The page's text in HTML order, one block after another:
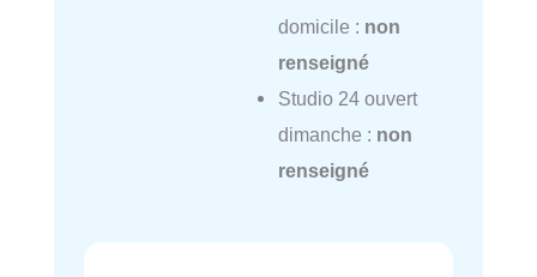
domicile : non
renseigné
Studio 24 ouvert
dimanche : non
renseigné